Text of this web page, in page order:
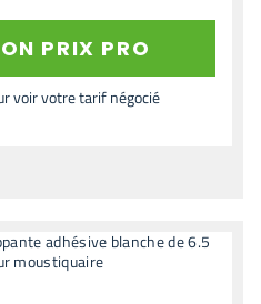
PRIX PRO
voir votre tarif négocié